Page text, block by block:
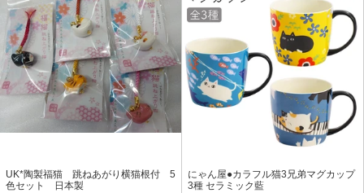
UK*陶製福猫 跳ねあがり横猫根付 5
色セット 日本製
にゃん屋●カラフル猫3兄弟マグカップ
3種 セラミック藍